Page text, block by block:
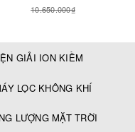
10.650.000₫
GIẢI ION KIỀM
LỌC KHÔNG KHÍ
LƯỢNG MẶT TRỜI